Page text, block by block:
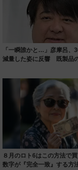
「一瞬誰かと…」彦摩呂、
減量した姿に反響 既製品
８月のロト6はこの方法で
数字が『完全一致』する方